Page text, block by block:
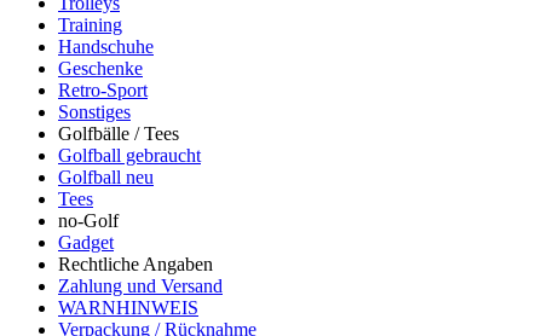
Training
Handschuhe
Geschenke
Retro-Sport
Sonstiges
Golfbälle / Tees
Golfball gebraucht
Golfball neu
Tees
no-Golf
Gadget
Rechtliche Angaben
Zahlung und Versand
WARNHINWEIS
Verpackung / Rücknahme